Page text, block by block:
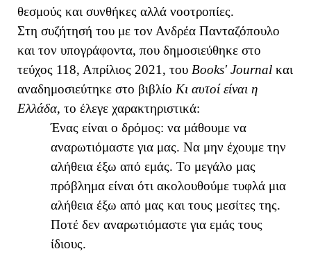
θεσμούς και συνθήκες αλλά νοοτροπίες.
Στη συζήτησή του με τον Ανδρέα Πανταζόπουλο
και τον υπογράφοντα, που δημοσιεύθηκε στο
τεύχος 118, Απρίλιος 2021, του Books' Journal και
αναδημοσιεύτηκε στο βιβλίο Κι αυτοί είναι η
Ελλάδα, το έλεγε χαρακτηριστικά:
Ένας είναι ο δρόμος: να μάθουμε να
αναρωτιόμαστε για μας. Να μην έχουμε την
αλήθεια έξω από εμάς. Το μεγάλο μας
πρόβλημα είναι ότι ακολουθούμε τυφλά μια
αλήθεια έξω από μας και τους μεσίτες της.
Ποτέ δεν αναρωτιόμαστε για εμάς τους
ίδιους.